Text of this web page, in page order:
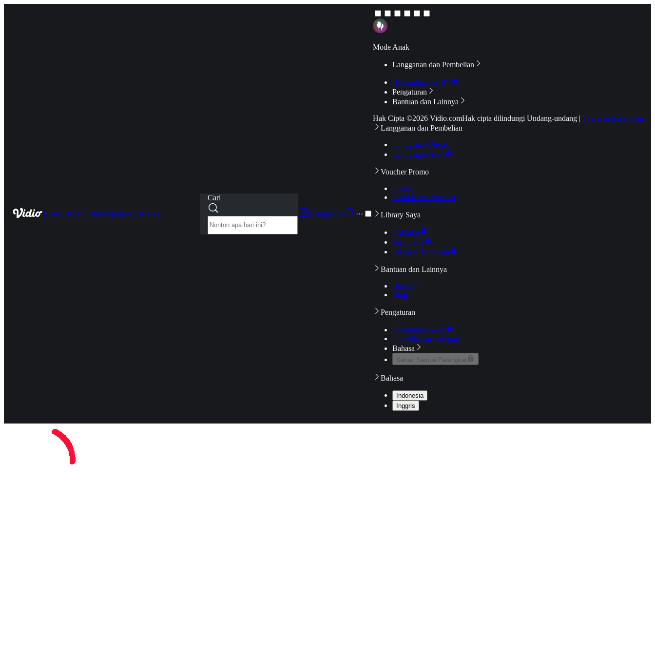
HomeLiveTV ShowSportsKidsNews
Cari
Langganan
···
Mode Anak
Langganan dan Pembelian
Hubungkan ke TV
Pengaturan
Bantuan dan Lainnya
Hak Cipta ©2026 Vidio.comHak cipta dilindungi Undang-undang | Syarat & Ketentuan
Langganan dan Pembelian
Langganan Premier
Langganan Aktif
Voucher Promo
Promo
Pakai Kode Voucher
Library Saya
Daftarku
Mengikuti
Riwayat Tontonan
Bantuan dan Lainnya
Bantuan
Blog
Pengaturan
Pengaturan Akun
Pemeriksaan Jaringan
Bahasa
Keluar Semua Perangkat
Bahasa
Indonesia
Inggris